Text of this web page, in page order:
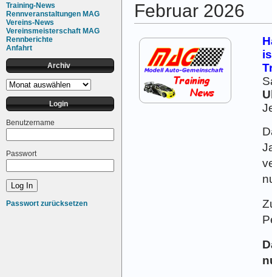
Training-News
Rennveranstaltungen MAG
Vereins-News
Vereinsmeisterschaft MAG
Rennberichte
Anfahrt
Archiv
Archiv
Login
Benutzername
Passwort
Passwort zurücksetzen
Februar 2026